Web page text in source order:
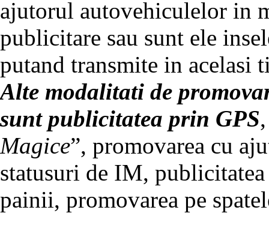
ajutorul autovehiculelor in
publicitare sau sunt ele
putand transmite in acelasi
Alte modalitati de
sunt publicitatea prin GPS
Magice”, promovarea cu
statusuri de IM,
painii, promovarea pe